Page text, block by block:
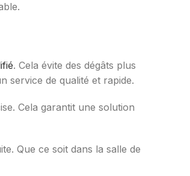
. Cela évite des dégâts plus
service de qualité et rapide.
Cela garantit une solution
Que ce soit dans la salle de